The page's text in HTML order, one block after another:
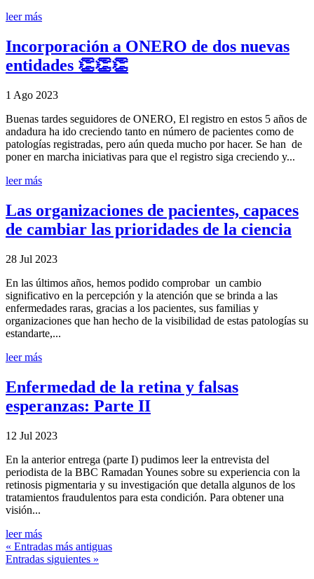
leer más
Incorporación a ONERO de dos nuevas
entidades 👏👏👏
1 Ago 2023
Buenas tardes seguidores de ONERO, El registro en estos 5 años de
andadura ha ido creciendo tanto en número de pacientes como de
patologías registradas, pero aún queda mucho por hacer. Se han de
poner en marcha iniciativas para que el registro siga creciendo y...
leer más
Las organizaciones de pacientes, capaces
de cambiar las prioridades de la ciencia
28 Jul 2023
En las últimos años, hemos podido comprobar un cambio
significativo en la percepción y la atención que se brinda a las
enfermedades raras, gracias a los pacientes, sus familias y
organizaciones que han hecho de la visibilidad de estas patologías su
estandarte,...
leer más
Enfermedad de la retina y falsas
esperanzas: Parte II
12 Jul 2023
En la anterior entrega (parte I) pudimos leer la entrevista del
periodista de la BBC Ramadan Younes sobre su experiencia con la
retinosis pigmentaria y su investigación que detalla algunos de los
tratamientos fraudulentos para esta condición. Para obtener una
visión...
leer más
« Entradas más antiguas
Entradas siguientes »